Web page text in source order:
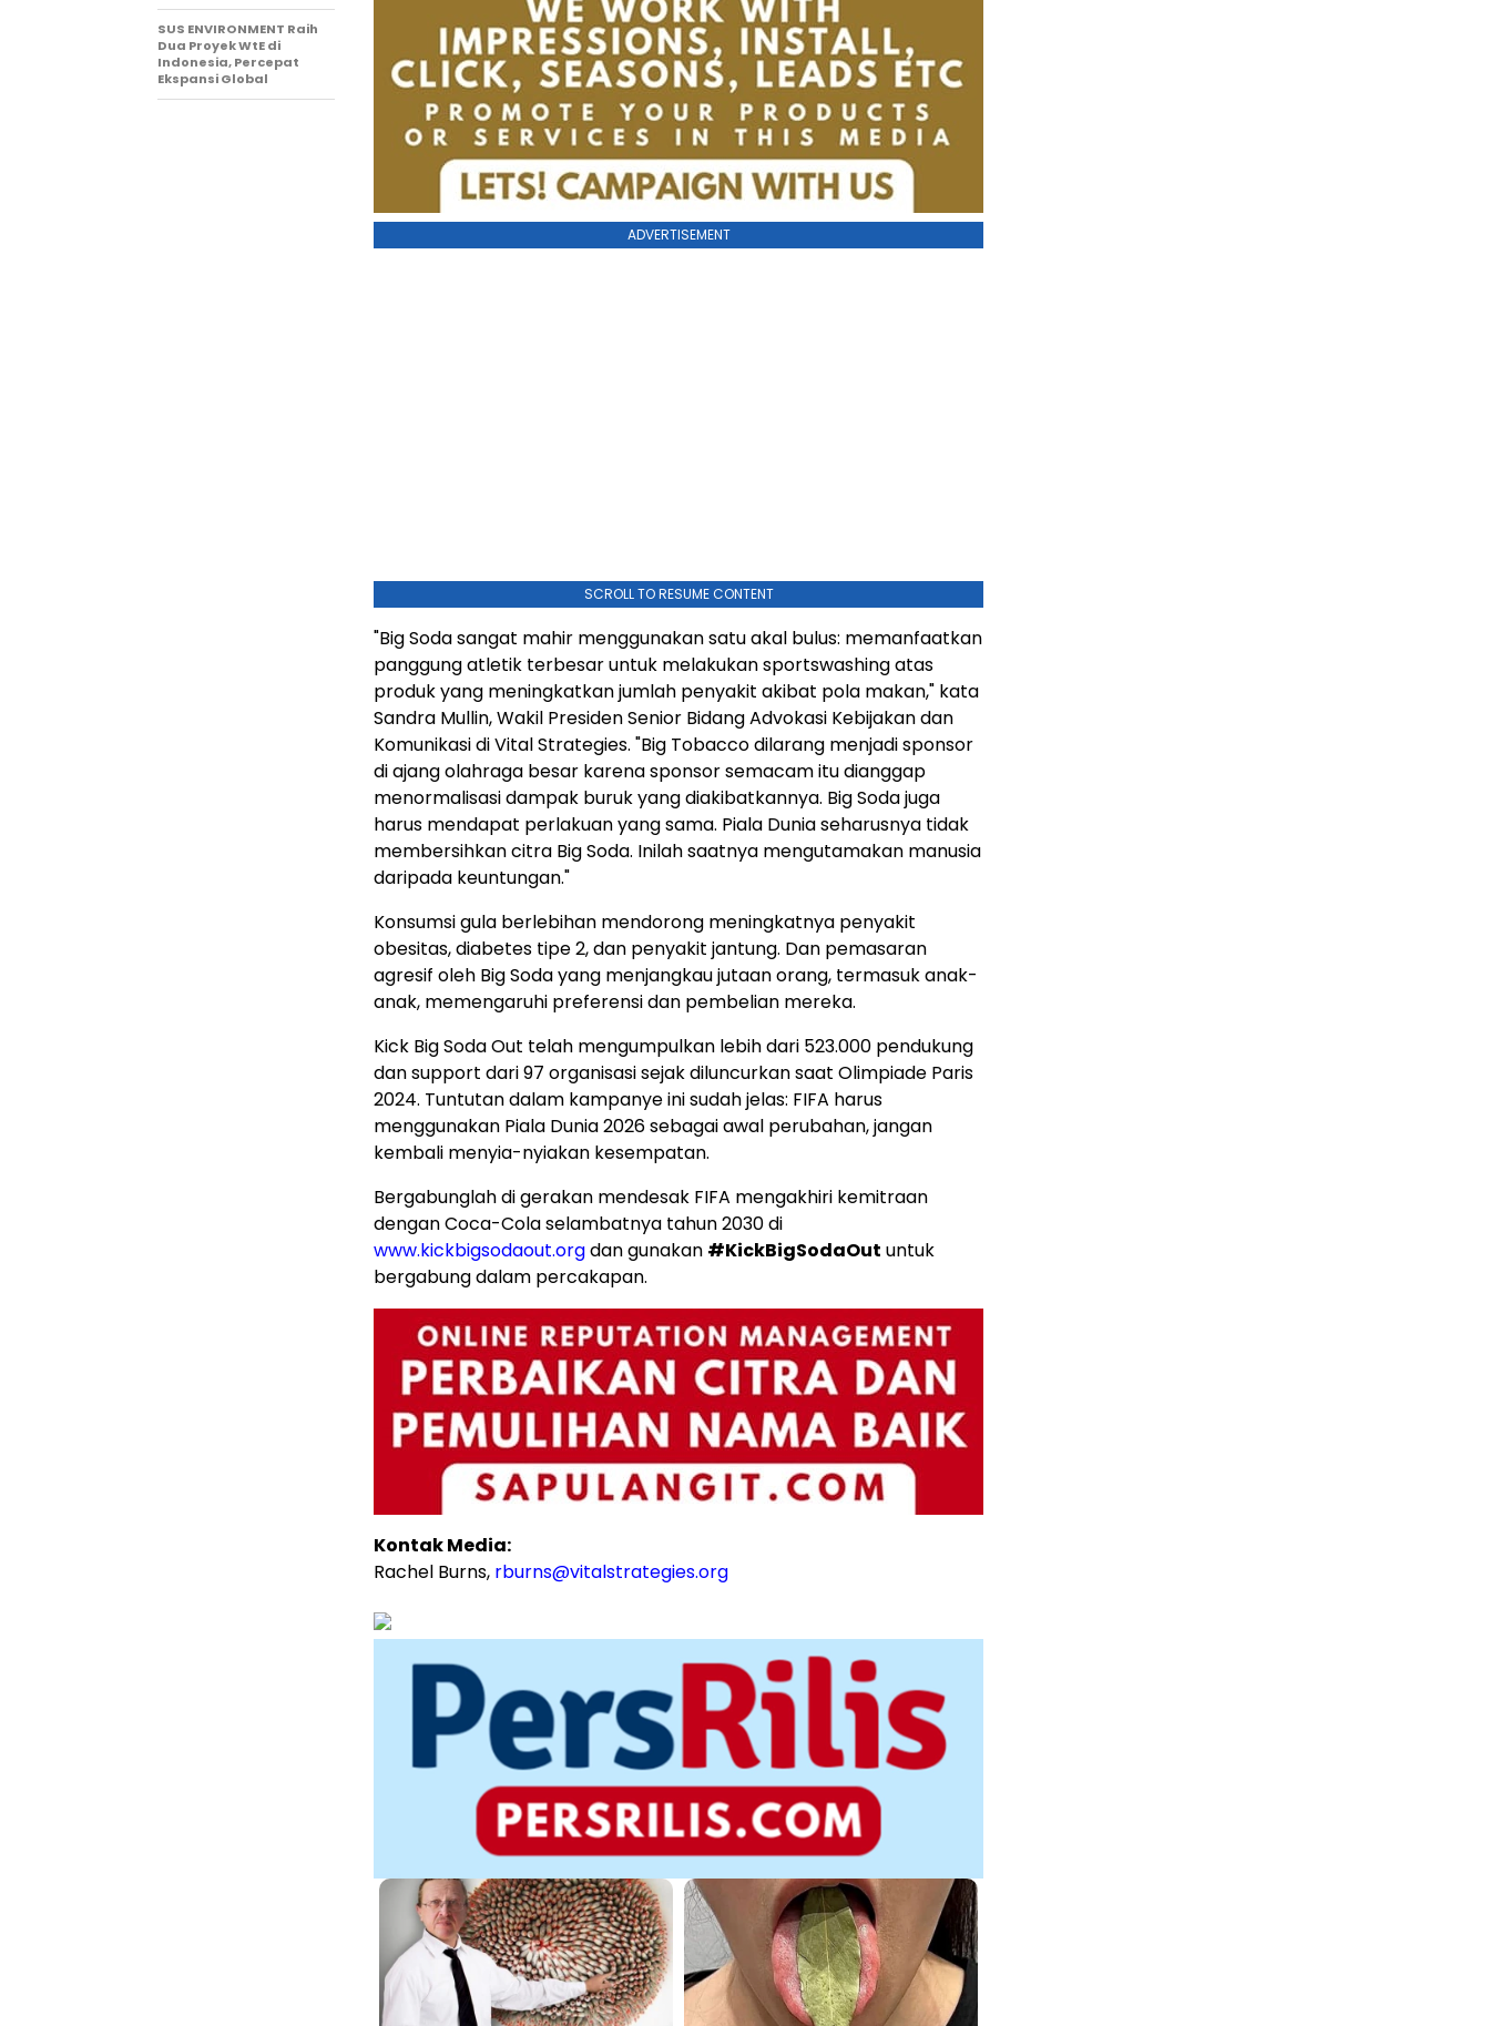
ADVERTISEMENT
SCROLL TO RESUME CONTENT
"Big Soda sangat mahir menggunakan satu akal bulus: memanfaatkan
panggung atletik terbesar untuk melakukan sportswashing atas
produk yang meningkatkan jumlah penyakit akibat pola makan," kata
Sandra Mullin, Wakil Presiden Senior Bidang Advokasi Kebijakan dan
Komunikasi di Vital Strategies. "Big Tobacco dilarang menjadi sponsor
di ajang olahraga besar karena sponsor semacam itu dianggap
menormalisasi dampak buruk yang diakibatkannya. Big Soda juga
harus mendapat perlakuan yang sama. Piala Dunia seharusnya tidak
membersihkan citra Big Soda. Inilah saatnya mengutamakan manusia
daripada keuntungan."
Konsumsi gula berlebihan mendorong meningkatnya penyakit
obesitas, diabetes tipe 2, dan penyakit jantung. Dan pemasaran
agresif oleh Big Soda yang menjangkau jutaan orang, termasuk anak-
anak, memengaruhi preferensi dan pembelian mereka.
Kick Big Soda Out telah mengumpulkan lebih dari 523.000 pendukung
dan support dari 97 organisasi sejak diluncurkan saat Olimpiade Paris
2024. Tuntutan dalam kampanye ini sudah jelas: FIFA harus
menggunakan Piala Dunia 2026 sebagai awal perubahan, jangan
kembali menyia-nyiakan kesempatan.
Bergabunglah di gerakan mendesak FIFA mengakhiri kemitraan
dengan Coca-Cola selambatnya tahun 2030 di
www.kickbigsodaout.orgdan gunakan #KickBigSodaOut untuk
bergabung dalam percakapan.
Kontak Media:
Rachel Burns, rburns@vitalstrategies.org
SUS ENVIRONMENT Raih
Dua Proyek WtE di
Indonesia, Percepat
Ekspansi Global